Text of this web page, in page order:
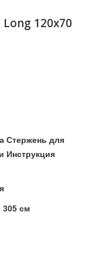
120х70
Стержень для
Инструкция
см